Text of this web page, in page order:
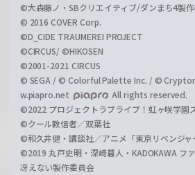
©大森藤ノ・SBクリエイティブ/ダンまち4製
© 2016 COVER Corp.
©D_CIDE TRAUMEREI PROJECT
©CIRCUS/ ©HIKOSEN
©2001-2021 CIRCUS
© SEGA / © Colorful Palette Inc. / ©
w.piapro.net
All rights reserved.
©2022 プロジェクトラブライブ！虹ヶ咲学園
©クール教信者／双葉社
©和久井健・講談社／アニメ「東京リベンジャ
©2019 丸戸史明・深崎暮人・KADOKAWA フ
冴えない製作委員会